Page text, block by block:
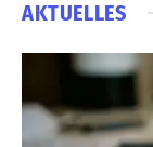
AKTUELLES